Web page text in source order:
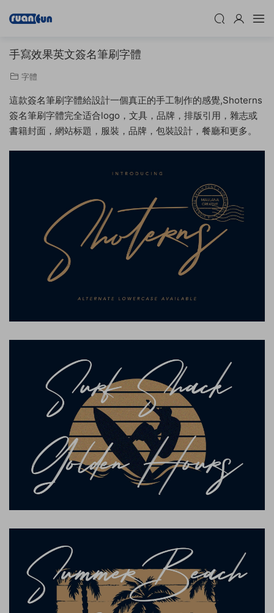
手寫效果英文簽名筆刷字體
字體
這款簽名筆刷字體給設計一個真正的手工制作的感覺,Shoterns
簽名筆刷字體完全适合logo，文具，品牌，排版引用，雜志或
書籍封面，網站标題，服裝，品牌，包裝設計，餐廳和更多。